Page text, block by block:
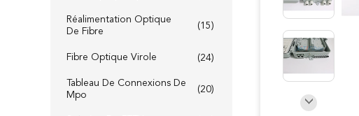
Réalimentation Optique
De Fibre
(15)
Fibre Optique Virole (24)
Tableau De Connexions De
Mpo
(20)